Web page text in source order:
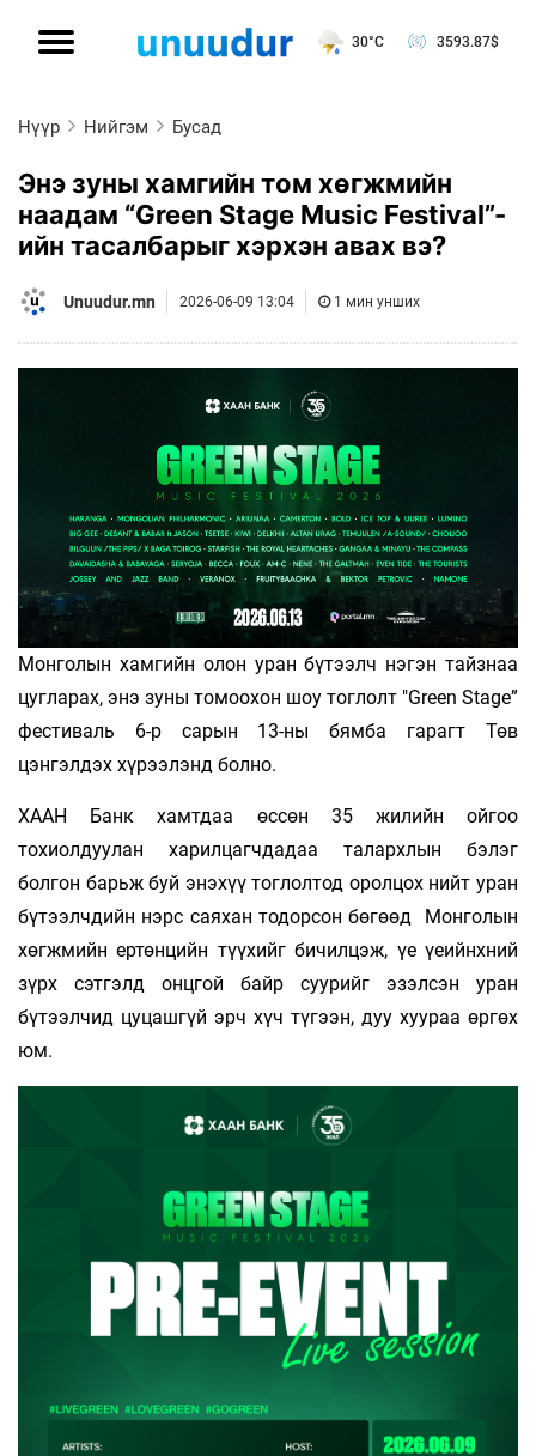
30°C 3593.87$
Нүүр Нийгэм Бусад
Энэ зуны хамгийн том хөгжмийн
наадам “Green Stage Music Festival”-
ийн тасалбарыг хэрхэн авах вэ?
Unuudur.mn 2026-06-09 13:04 1 мин унших
Монголын хамгийн олон уран бүтээлч нэгэн тайзнаа
цугларах, энэ зуны томоохон шоу тоглолт "Green Stage”
фестиваль 6-р сарын 13-ны бямба гарагт Төв
цэнгэлдэх хүрээлэнд болно.
ХААН Банк хамтдаа өссөн 35 жилийн ойгоо
тохиолдуулан харилцагчдадаа талархлын бэлэг
болгон барьж буй энэхүү тоглолтод оролцох нийт уран
бүтээлчдийн нэрс саяхан тодорсон бөгөөд Монголын
хөгжмийн ертөнцийн түүхийг бичилцэж, үе үеийнхний
зүрх сэтгэлд онцгой байр суурийг эзэлсэн уран
бүтээлчид цуцашгүй эрч хүч түгээн, дуу хуураа өргөх
юм.